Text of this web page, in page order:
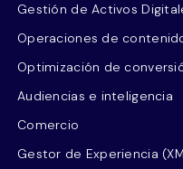
Gestión de Activos
Operaciones de
Optimización de
Audiencias e inteligencia
Comercio
Gestor de Experiencia